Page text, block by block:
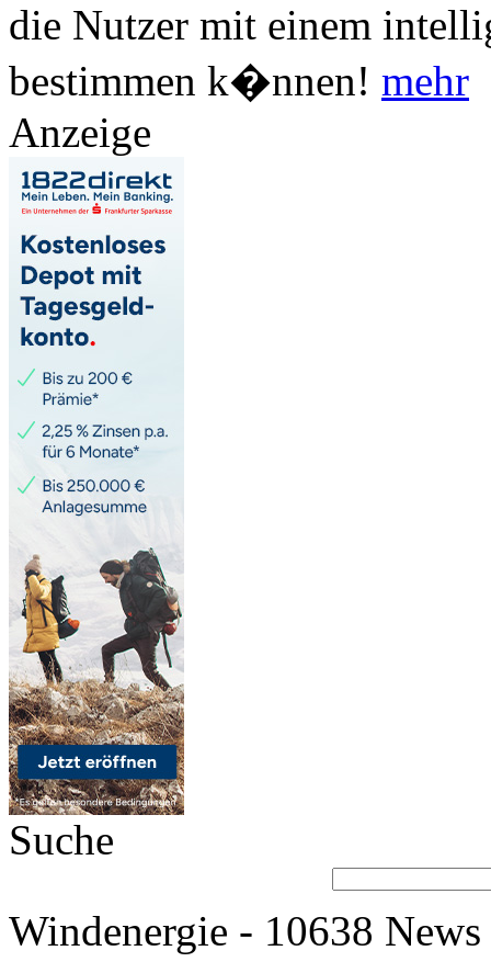
die Nutzer mit einem
bestimmen k�nnen! mehr
Anzeige
Suche
Windenergie - 10638